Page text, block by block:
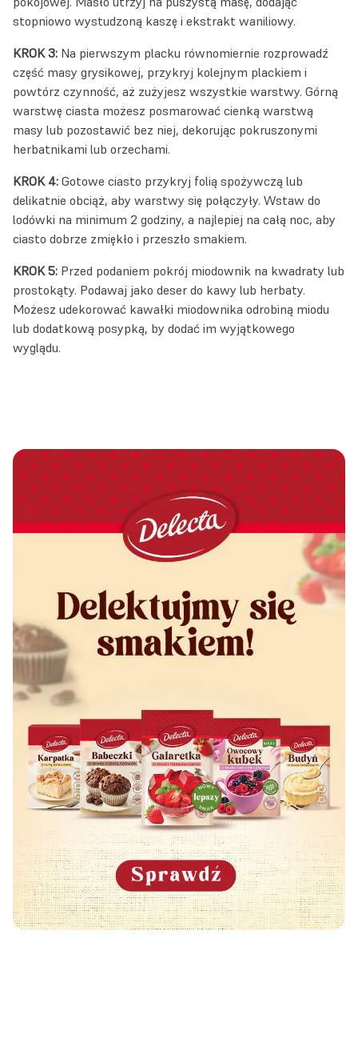
stopniowo wystudzoną kaszę i ekstrakt waniliowy.
KROK 3: Na pierwszym placku równomiernie rozprowadź
część masy grysikowej, przykryj kolejnym plackiem i
powtórz czynność, aż zużyjesz wszystkie warstwy. Górną
warstwę ciasta możesz posmarować cienką warstwą
masy lub pozostawić bez niej, dekorując pokruszonymi
herbatnikami lub orzechami.
KROK 4: Gotowe ciasto przykryj folią spożywczą lub
delikatnie obciąż, aby warstwy się połączyły. Wstaw do
lodówki na minimum 2 godziny, a najlepiej na całą noc, aby
ciasto dobrze zmiękło i przeszło smakiem.
KROK 5: Przed podaniem pokrój miodownik na kwadraty lub
prostokąty. Podawaj jako deser do kawy lub herbaty.
Możesz udekorować kawałki miodownika odrobiną miodu
lub dodatkową posypką, by dodać im wyjątkowego
wyglądu.